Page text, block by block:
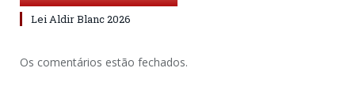
Lei Aldir Blanc 2026
Os comentários estão fechados.